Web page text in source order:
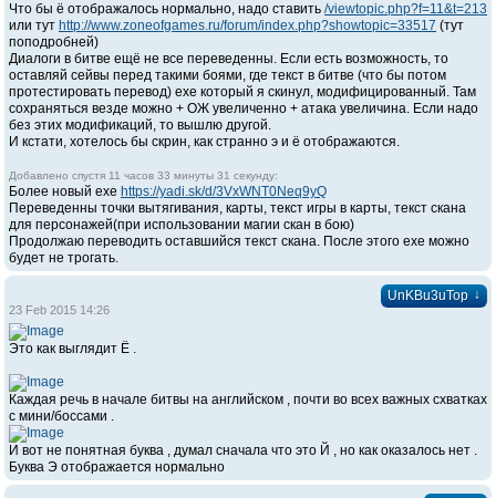
Что бы ё отображалось нормально, надо ставить /viewtopic.php?f=11&t=213
или тут http://www.zoneofgames.ru/forum/index.php?showtopic=33517 (тут
поподробней)
Диалоги в битве ещё не все переведенны. Если есть возможность, то
оставляй сейвы перед такими боями, где текст в битве (что бы потом
протестировать перевод) ехе который я скинул, модифицированный. Там
сохраняться везде можно + ОЖ увеличенно + атака увеличина. Если надо
без этих модификаций, то вышлю другой.
И кстати, хотелось бы скрин, как странно э и ё отображаются.
Добавлено спустя 11 часов 33 минуты 31 секунду:
Более новый ехе https://yadi.sk/d/3VxWNT0Neq9yQ
Переведенны точки вытягивания, карты, текст игры в карты, текст скана
для персонажей(при использовании магии скан в бою)
Продолжаю переводить оставшийся текст скана. После этого ехе можно
будет не трогать.
UnKBu3uTop ↓
23 Feb 2015 14:26
Это как выглядит Ё .
Каждая речь в начале битвы на английском , почти во всех важных схватках
с мини/боссами .
И вот не понятная буква , думал сначала что это Й , но как оказалось нет .
Буква Э отображается нормально